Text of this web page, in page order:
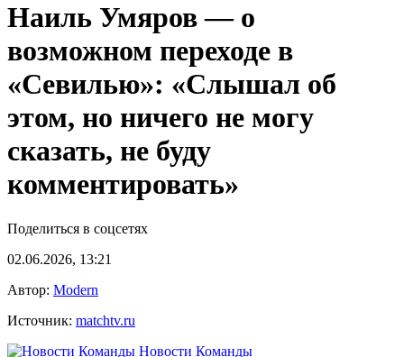
Наиль Умяров — о
возможном переходе в
«Севилью»: «Слышал об
этом, но ничего не могу
сказать, не буду
комментировать»
Поделиться в соцсетях
02.06.2026, 13:21
Автор: Modern
Источник: matchtv.ru
Новости Команды